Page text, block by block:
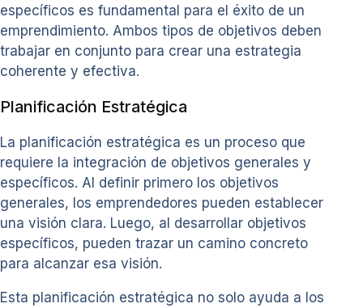
específicos es fundamental para el éxito de un
emprendimiento. Ambos tipos de objetivos deben
trabajar en conjunto para crear una estrategia
coherente y efectiva.
Planificación Estratégica
La planificación estratégica es un proceso que
requiere la integración de objetivos generales y
específicos. Al definir primero los objetivos
generales, los emprendedores pueden establecer
una visión clara. Luego, al desarrollar objetivos
específicos, pueden trazar un camino concreto
para alcanzar esa visión.
Esta planificación estratégica no solo ayuda a los